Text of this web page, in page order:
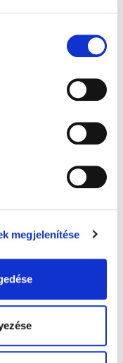
megjelenítése
nyerje meg